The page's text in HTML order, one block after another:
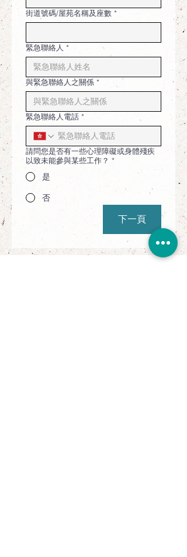
街道號碼/屋苑名稱及座數 *
緊急聯絡人 *
與緊急聯絡人之關係 *
緊急聯絡人電話 *
請問您是否有一些心理障礙或身體殘疾
以致未能參與某些工作？ *
是
否
下一頁